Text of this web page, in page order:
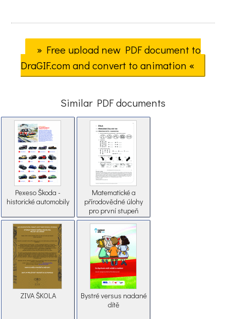
» Free upload new PDF document to
DraGIF.com and convert to animation «
Similar PDF documents
Pexeso Škoda -
historické automobily
Matematické a
přírodovědné úlohy
pro první stupeň
základní školy
ZIVA ŠKOLA
Bystré versus nadané
dítě